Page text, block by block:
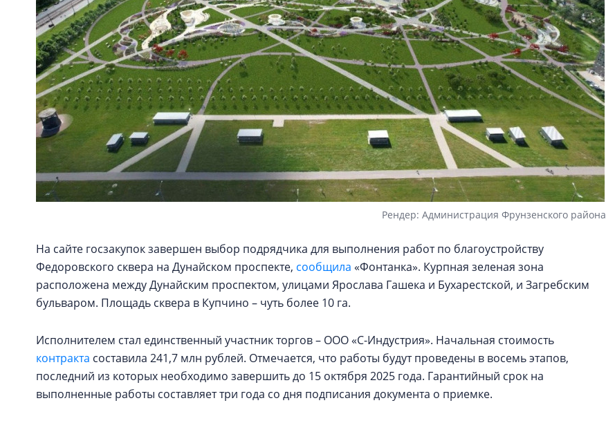
Рендер: Администрация Фрунзенского района
На сайте госзакупок завершен выбор подрядчика для выполнения работ по благоустройству
Федоровского сквера на Дунайском проспекте, сообщила «Фонтанка». Курпная зеленая зона
расположена между Дунайским проспектом, улицами Ярослава Гашека и Бухарестской, и Загребским
бульваром. Площадь сквера в Купчино – чуть более 10 га.
Исполнителем стал единственный участник торгов – ООО «С-Индустрия». Начальная стоимость
контракта составила 241,7 млн рублей. Отмечается, что работы будут проведены в восемь этапов,
последний из которых необходимо завершить до 15 октября 2025 года. Гарантийный срок на
выполненные работы составляет три года со дня подписания документа о приемке.